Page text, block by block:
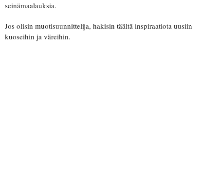
seinämaalauksia.
Jos olisin muotisuunnittelija, hakisin täältä inspiraatiota uusiin
kuoseihin ja väreihin.